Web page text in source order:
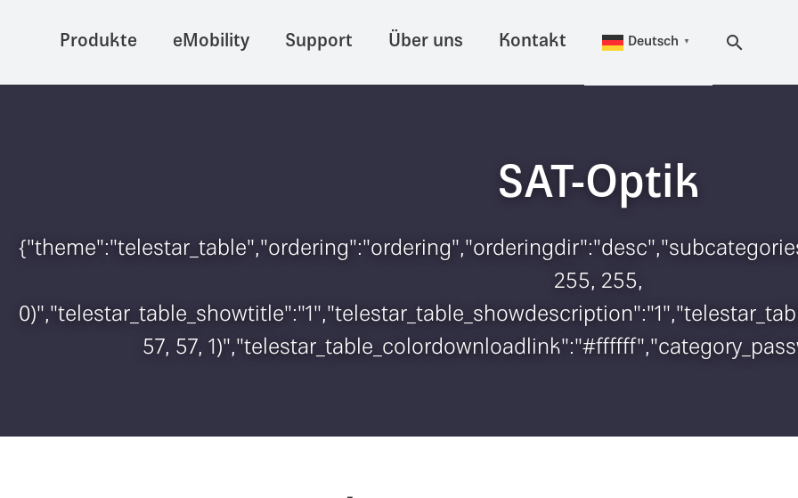
Produkte eMobility Support Über uns Kontakt Deutsch ▼
SAT-Optik
255, 255,
57, 57,